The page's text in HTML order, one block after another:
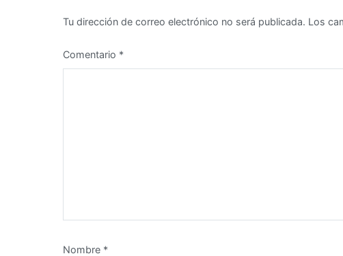
Tu dirección de correo electrónico no será publicada. Los
Comentario *
Nombre *